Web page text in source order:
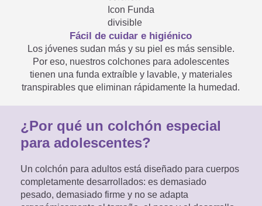
Mi colchón no se ajusta a la
medida especificada. ¿Y ahora
qué?

Medidas máximas posibles
para las medidas especiales de
colchones infantiles y

Fácil de cuidar e higiénico
Los jóvenes sudan más y su piel es más sensible.
Por eso, nuestros colchones para adolescentes
tienen una funda extraíble y lavable, y materiales
transpirables que eliminan rápidamente la humedad.
¿Por qué un colchón especial
para adolescentes?
Un colchón para adultos está diseñado para cuerpos
completamente desarrollados: es demasiado
pesado, demasiado firme y no se adapta